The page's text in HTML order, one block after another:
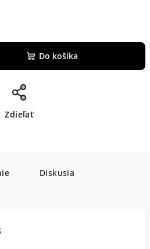
Do košíka
Zdieľať
Diskusia